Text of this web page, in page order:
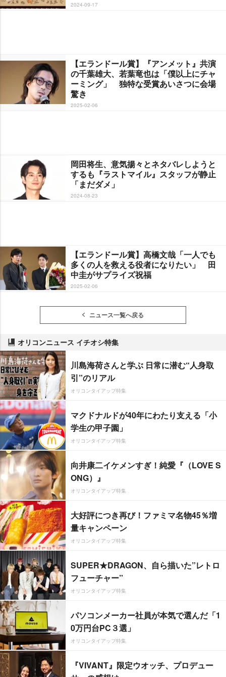
2024-09-17
【エランドール賞】『アンメット』共演
の千葉雄大、若葉竜也は「僕以上にチャ
ーミング」 独特な受賞あいさつに会場
驚き
2025-02-06
岡田将生、意気揚々とネタバレしようと
するも『ラストマイル』スタッフが静止
「まだダメ」
2024-08-23
【エランドール賞】高橋文哉「一人でも
多くの人を救える役者になりたい」 田
中圭がサプライズ祝福
2025-02-06
ニュース一覧へ戻る
オリコンニュース イチオシ特集
川島海荷さんと学ぶ 日常に潜む“人身取
引”のリアル
オリコンタイアップ特集
マクドナルドが40年にわたり支える「小
学生の甲子園」
オリコンタイアップ特集
向井康二イケメンすぎ！純愛『（LOVE S
ONG）』
オリコンタイアップ特集
大好評につき再び！ファミマ名物45％増
量キャンペーン
オリコンタイアップ特集
SUPER★DRAGON、自ら描いた”レトロ
フューチャー”
オリコンタイアップ特集
パソコンメーカー社員が本気で選んだ「1
0万円台PC３選」
オリコンタイアップ特集
『VIVANT』限定ウオッチ、プロデュー